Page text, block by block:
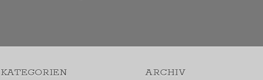
KATEGORIEN ARCHIV